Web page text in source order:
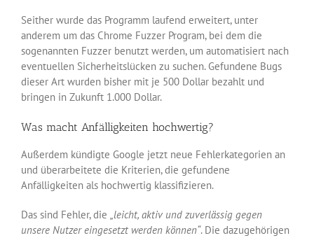
Seither wurde das Programm laufend erweitert, unter
anderem um das Chrome Fuzzer Program, bei dem die
sogenannten Fuzzer benutzt werden, um automatisiert nach
eventuellen Sicherheitslücken zu suchen. Gefundene Bugs
dieser Art wurden bisher mit je 500 Dollar bezahlt und
bringen in Zukunft 1.000 Dollar.
Was macht Anfälligkeiten hochwertig?
Außerdem kündigte Google jetzt neue Fehlerkategorien an
und überarbeitete die Kriterien, die gefundene
Anfälligkeiten als hochwertig klassifizieren.
Das sind Fehler, die „leicht, aktiv und zuverlässig gegen
unsere Nutzer eingesetzt werden können“. Die dazugehörigen